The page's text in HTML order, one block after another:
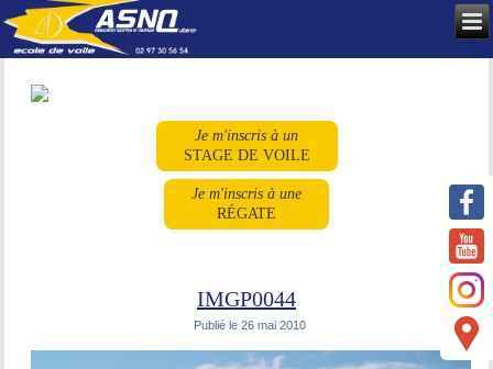
Je m'inscris à un
STAGE DE VOILE
Je m'inscris à une
RÉGATE
IMGP0044
Publié le 26 mai 2010